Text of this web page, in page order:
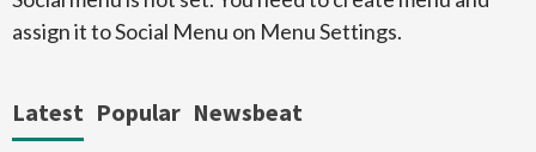
7
Angeboten
assign it to Social Menu on Menu Settings.
Latest Popular Newsbeat